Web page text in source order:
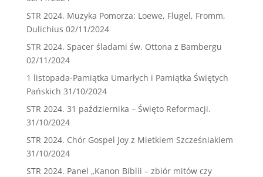
STR 2024. Muzyka Pomorza: Loewe, Flugel, Fromm,
Dulichius 02/11/2024
STR 2024. Spacer śladami św. Ottona z Bambergu
02/11/2024
1 listopada-Pamiątka Umarłych i Pamiątka Świętych
Pańskich 31/10/2024
STR 2024. 31 października – Święto Reformacji.
31/10/2024
STR 2024. Chór Gospel Joy z Mietkiem Szcześniakiem
31/10/2024
STR 2024. Panel „Kanon Biblii – zbiór mitów czy